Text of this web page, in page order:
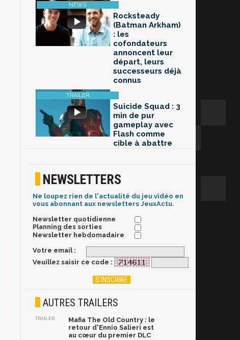
Rocksteady
(Batman Arkham)
: les
cofondateurs
annoncent leur
départ, leurs
successeurs déjà
connus
Suicide Squad : 3
min de pur
gameplay avec
Flash comme
cible à abattre
NEWSLETTERS
Ne loupez rien de l'actualité du jeu vidéo en
vous abonnant aux newsletters JeuxActu.
Newsletter quotidienne
Planning des sorties
Newsletter hebdomadaire
Votre email :
Veuillez saisir ce code :
AUTRES TRAILERS
TRAILER
Mafia The Old Country : le
retour d'Ennio Salieri est
au cœur du premier DLC